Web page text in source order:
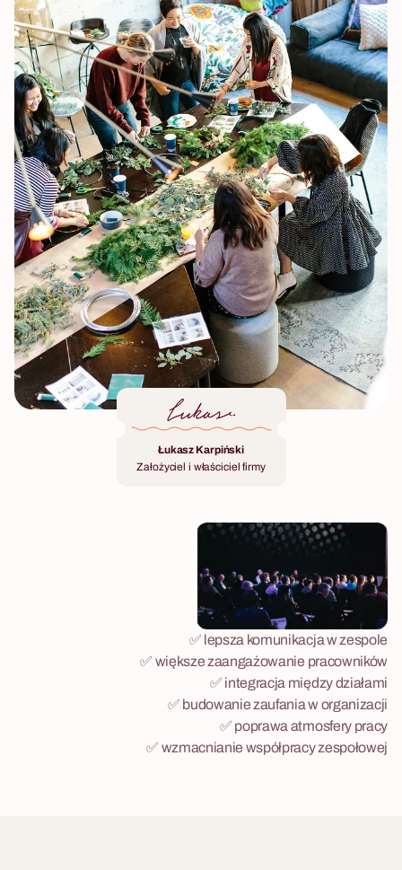
Łukasz Karpiński
Założyciel i właściciel firmy
✅ lepsza komunikacja w zespole
✅ większe zaangażowanie pracowników
✅ integracja między działami
✅ budowanie zaufania w organizacji
✅ poprawa atmosfery pracy
✅ wzmacnianie współpracy zespołowej